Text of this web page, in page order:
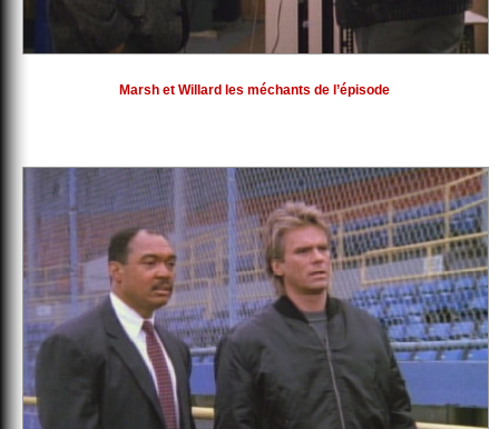
Marsh et Willard les méchants de l’épisode